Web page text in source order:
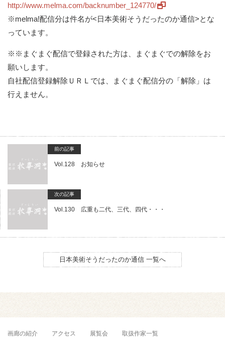
http://www.melma.com/backnumber_124770/
※melma!配信分は件名が<日本美術そうだったのか通信>とな
っています。
※※まぐまぐ配信で登録された方は、まぐまぐでの解除をお
願いします。
自社配信登録解除ＵＲＬでは、まぐまぐ配信分の「解除」は
行えません。
前の記事
Vol.128 お知らせ
次の記事
Vol.130 広重も二代、三代、四代・・・
日本美術そうだったのか通信 一覧へ
画廊の紹介 アクセス 展覧会 取扱作家一覧